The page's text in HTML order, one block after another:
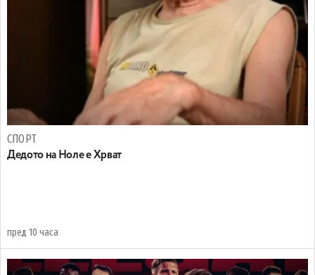
СПОРТ
Дедото на Ноле е Хрват
пред 10 часа